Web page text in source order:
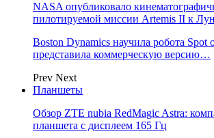
NASA опубликовало
пилотируемой миссии Artemis II к
Boston Dynamics научила робота Spot
представила коммерческую версию…
Prev Next
Планшеты
Обзор ZTE nubia RedMagic Astra:
планшета с дисплеем 165 Гц